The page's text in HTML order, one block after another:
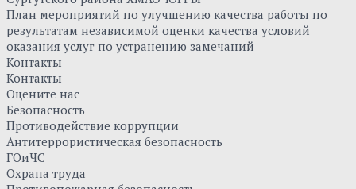
План мероприятий по улучшению качества работы по
результатам независимой оценки качества условий
оказания услуг по устранению замечаний
Контакты
Контакты
Оцените нас
Безопасность
Противодействие коррупции
Антитеррористическая безопасность
ГОиЧС
Охрана труда